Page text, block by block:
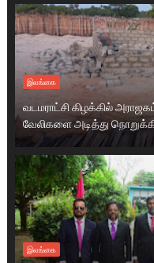
இலங்கை
வடமராட்சி கிழக்கில்
வேலிகளை அடித்து
இலங்கை